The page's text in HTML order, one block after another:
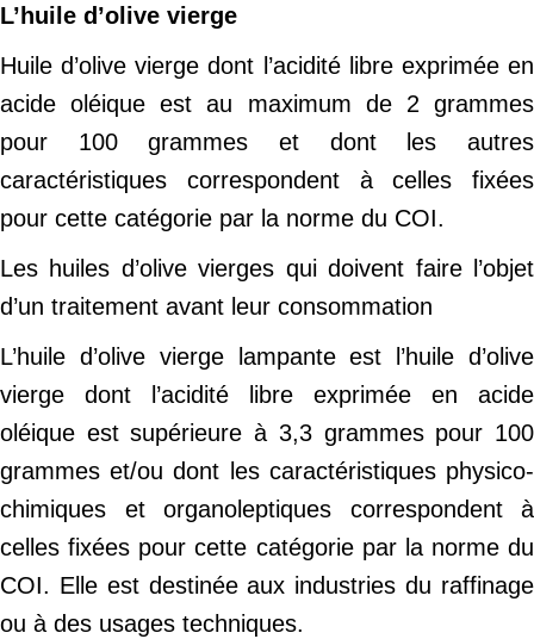
L’huile d’olive vierge
Huile d’olive vierge dont l’acidité libre exprimée en
acide oléique est au maximum de 2 grammes
pour 100 grammes et dont les autres
caractéristiques correspondent à celles fixées
pour cette catégorie par la norme du COI.
Les huiles d’olive vierges qui doivent faire l’objet
d’un traitement avant leur consommation
L’huile d’olive vierge lampante est l’huile d’olive
vierge dont l’acidité libre exprimée en acide
oléique est supérieure à 3,3 grammes pour 100
grammes et/ou dont les caractéristiques physico-
chimiques et organoleptiques correspondent à
celles fixées pour cette catégorie par la norme du
COI. Elle est destinée aux industries du raffinage
ou à des usages techniques.